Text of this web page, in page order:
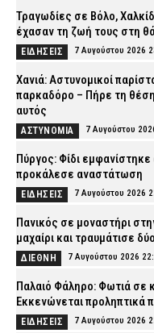
Τραγωδίες σε Βόλο,
έχασαν τη ζωή τους στη
ΕΙΔΗΣΕΙΣ 7 Αυγούστου 2026
Χανιά: Αστυνομικοί
παρκαδόρο – Πήρε τη θέση
αυτός
ΑΣΤΥΝΟΜΙΑ 7 Αυγούστου
Πύργος: Φίδι
προκάλεσε αναστάτωση
ΕΙΔΗΣΕΙΣ 7 Αυγούστου 2026
Πανικός σε μοναστήρι
μαχαίρι και τραυμάτισε
ΔΙΕΘΝΗ 7 Αυγούστου 2026
Παλαιό Φάληρο: Φωτιά σε
Εκκενώνεται προληπτικά
ΕΙΔΗΣΕΙΣ 7 Αυγούστου 2026